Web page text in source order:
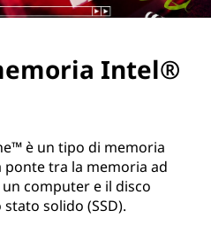
Intel®
è un tipo di memoria
tra la memoria ad
un computer e il disco
solido (SSD).